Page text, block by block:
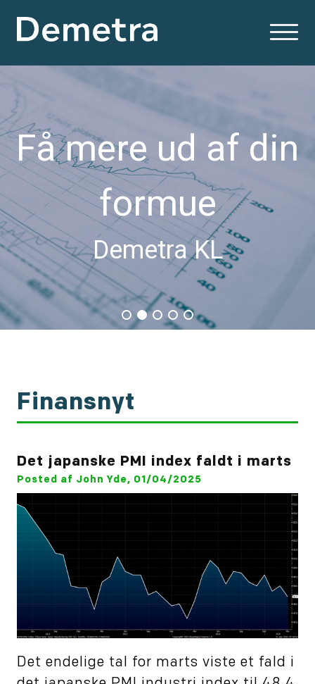
Få mere ud af din
formue
Demetra KL
Finansnyt
Det japanske PMI index faldt i marts
Posted af John Yde, 01/04/2025
Det endelige tal for marts viste et fald i